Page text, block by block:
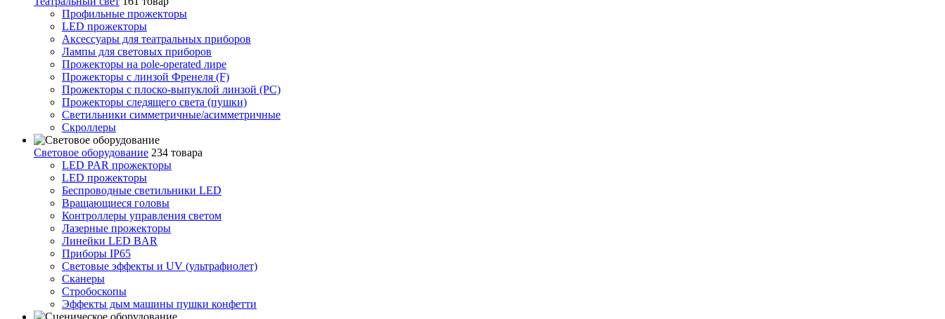
Профильные прожекторы
LED прожекторы
Аксессуары для театральных приборов
Лампы для световых приборов
Прожекторы на pole-operated лире
Прожекторы с линзой Френеля (F)
Прожекторы с плоско-выпуклой линзой (PC)
Прожекторы следящего света (пушки)
Светильники симметричные/асимметричные
Скроллеры
Световое оборудование 234 товара
LED PAR прожекторы
LED прожекторы
Беспроводные светильники LED
Вращающиеся головы
Контроллеры управления светом
Лазерные прожекторы
Линейки LED BAR
Приборы IP65
Световые эффекты и UV (ультрафиолет)
Сканеры
Стробоскопы
Эффекты дым машины пушки конфетти